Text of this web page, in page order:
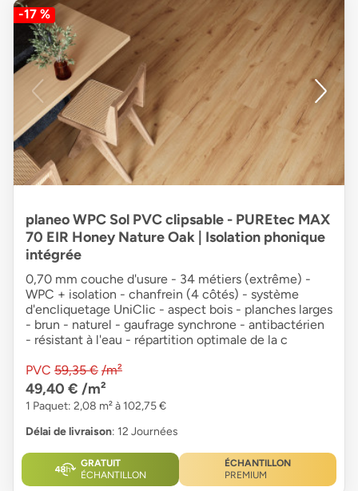
-17 %
planeo WPC Sol PVC clipsable - PUREtec MAX
70 EIR Honey Nature Oak | Isolation phonique
intégrée
0,70 mm couche d'usure - 34 métiers (extrême) -
WPC + isolation - chanfrein (4 côtés) - système
d'encliquetage UniClic - aspect bois - planches larges
- brun - naturel - gaufrage synchrone - antibactérien
- résistant à l'eau - répartition optimale de la c
PVC 59,35 € /m²
49,40 € /m²
1 Paquet: 2,08 m² à 102,75 €
Délai de livraison: 12 Journées
GRATUIT
ÉCHANTILLON
ÉCHANTILLON
PREMIUM